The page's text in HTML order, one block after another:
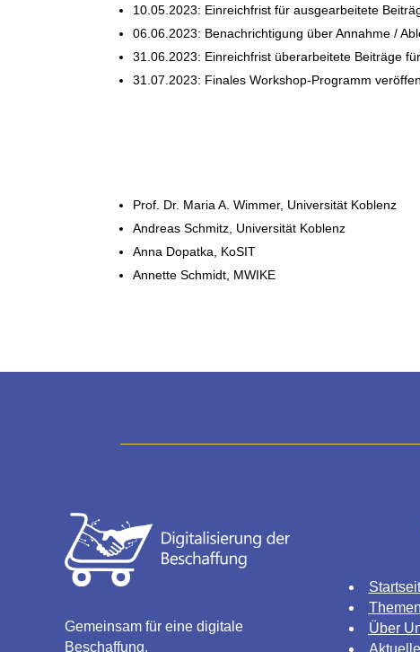
10.05.2023: Einreichfrist für ausgearbeitete
06.06.2023: Benachrichtigung über Annahme /
31.06.2023: Einreichfrist überarbeitete Beiträge
31.07.2023: Finales Workshop-Programm
Prof. Dr. Maria A. Wimmer, Universität Koblenz
Andreas Schmitz, Universität Koblenz
Anna Dopatka, KoSIT
Annette Schmidt, MWIKE
Gemeinsam für eine digitale
Beschaffung.
Themen
Über